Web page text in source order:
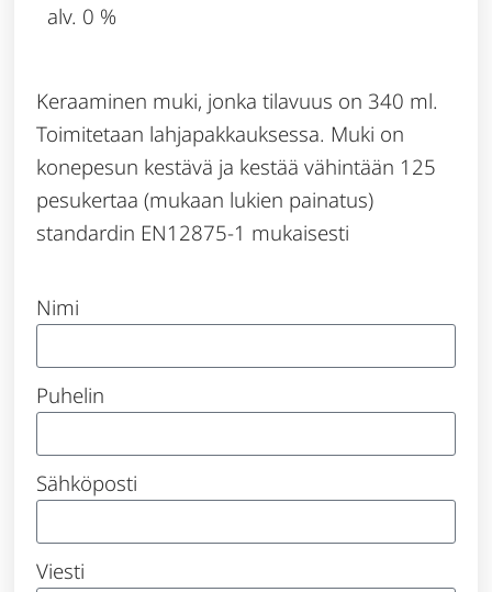
alv. 0 %
Keraaminen muki, jonka tilavuus on 340 ml.
Toimitetaan lahjapakkauksessa. Muki on
konepesun kestävä ja kestää vähintään 125
pesukertaa (mukaan lukien painatus)
standardin EN12875-1 mukaisesti
Nimi
Puhelin
Sähköposti
Viesti